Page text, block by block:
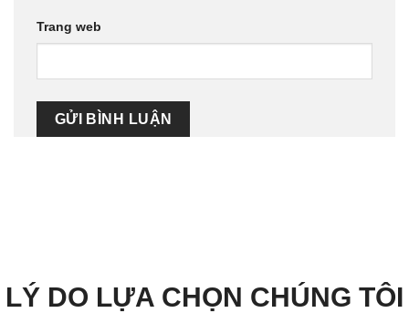
Trang web
LÝ DO LỰA CHỌN CHÚNG TÔI